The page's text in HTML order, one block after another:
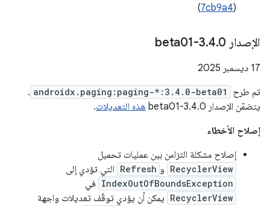
(7cb9a4)
الإصدار 3 .4.0-beta01
‫17 ديسمبر 2025
تم طرح
androidx.paging:paging-*:3.4.0-beta01
.
يتضمّن الإصدار 3.4.0-beta01
هذه التعديلات.
إصلاح الأخطاء
إصلاح مشكلة التزامن بين عمليات تحميل
RecyclerView و Refresh التي تؤدي إلى
IndexOutOfBoundsException في
RecyclerView يمكن أن يؤدي توقّف تعديلات واجهة